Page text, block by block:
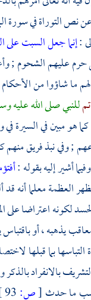
نص التوراة في سورة
:إنما جعل السبت على
حرم عليهم الشحوم ;
ما شاؤوا من
للنبي صلى الله عليه
هو مبين في السيرة في
; وفي نبذ فريق
أشير إليه بقوله :
العظمة معلما أنه
لكونه اعتراضا على
يذهبه ، أو
بما قبلها
بالانفراد
ما حدث[ص: